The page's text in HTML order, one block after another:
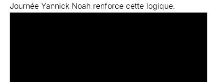
Journée Yannick Noah renforce cette logique.